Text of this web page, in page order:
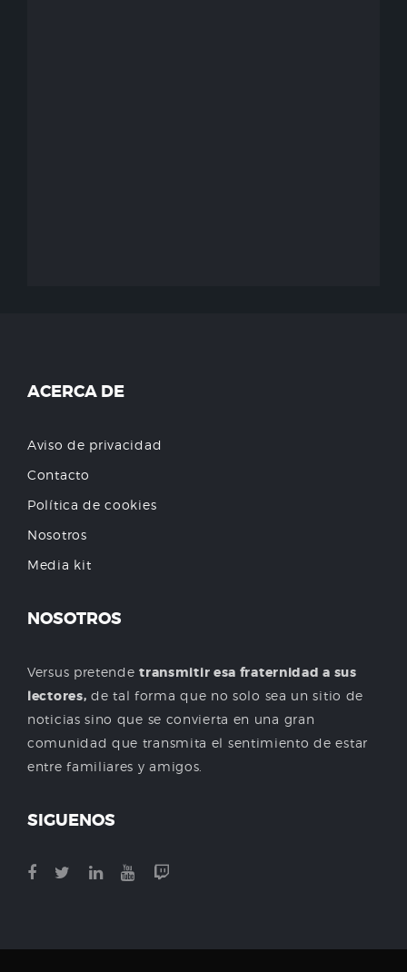
ACERCA DE
Aviso de privacidad
Contacto
Política de cookies
Nosotros
Media kit
NOSOTROS
Versus pretendetransmitir esa fraternidad a sus
lectores, de tal forma que no solo sea un sitio de
noticias sino que se convierta en una gran
comunidad que transmita el sentimiento de estar
entre familiares y amigos.
SIGUENOS